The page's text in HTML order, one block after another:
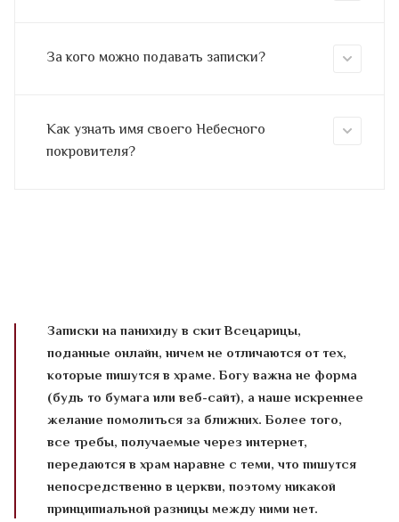
За кого можно подавать записки?
Как узнать имя своего Небесного
покровителя?
Записки на панихиду в скит Всецарицы,
поданные онлайн, ничем не отличаются от тех,
которые пишутся в храме. Богу важна не форма
(будь то бумага или веб-сайт), а наше искреннее
желание помолиться за ближних. Более того,
все требы, получаемые через интернет,
передаются в храм наравне с теми, что пишутся
непосредственно в церкви, поэтому никакой
принципиальной разницы между ними нет.